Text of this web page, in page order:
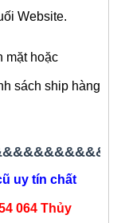
Website.
mặt hoặc
sách ship hàng
uy tín chất
064 Thủy